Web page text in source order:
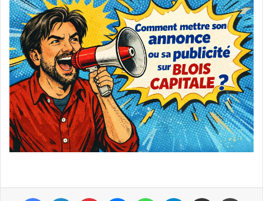
FacebookLinkedin PinterestMessengerWhatsAppTelegramPartager par email